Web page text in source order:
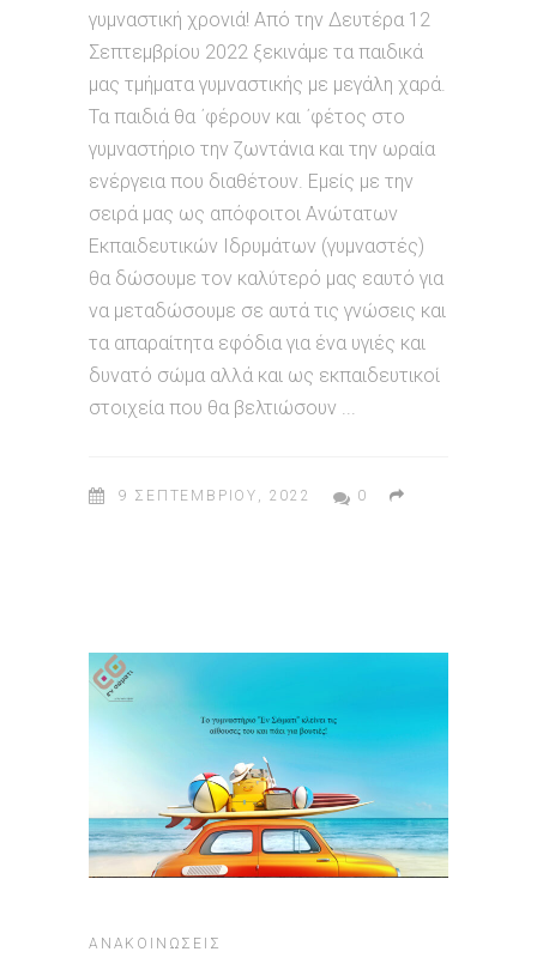
γυμναστική χρονιά! Από την Δευτέρα 12
Σεπτεμβρίου 2022 ξεκινάμε τα παιδικά
μας τμήματα γυμναστικής με μεγάλη χαρά.
Τα παιδιά θα ΄φέρουν και ΄φέτος στο
γυμναστήριο την ζωντάνια και την ωραία
ενέργεια που διαθέτουν. Εμείς με την
σειρά μας ως απόφοιτοι Ανώτατων
Εκπαιδευτικών Ιδρυμάτων (γυμναστές)
θα δώσουμε τον καλύτερό μας εαυτό για
να μεταδώσουμε σε αυτά τις γνώσεις και
τα απαραίτητα εφόδια για ένα υγιές και
δυνατό σώμα αλλά και ως εκπαιδευτικοί
στοιχεία που θα βελτιώσουν
9 ΣΕΠΤΕΜΒΡΊΟΥ, 2022 0
ΑΝΑΚΟΙΝΏΣΕΙΣ